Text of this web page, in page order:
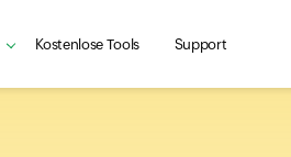
Kostenlose Tools Support